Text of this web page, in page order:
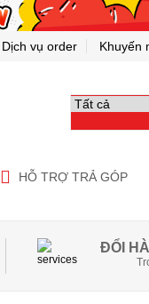
Dịch vụ order Khuyến
HỖ TRỢ TRẢ GÓP
ĐỔI